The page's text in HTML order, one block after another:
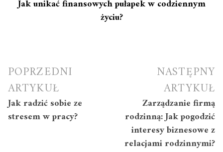
Jak unikać finansowych pułapek w codziennym
życiu?
Nawigacja
wpisu
POPRZEDNI
ARTYKUŁ
Jak radzić sobie ze
stresem w pracy?
NASTĘPNY
ARTYKUŁ
Zarządzanie firmą
rodzinną: Jak pogodzić
interesy biznesowe z
relacjami rodzinnymi?